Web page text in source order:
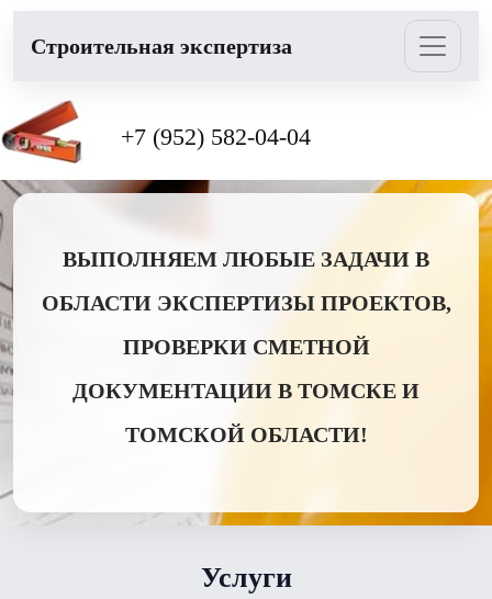
Cтроительная экспертиза
+7 (952) 582-04-04
ВЫПОЛНЯЕМ ЛЮБЫЕ ЗАДАЧИ В
ОБЛАСТИ ЭКСПЕРТИЗЫ ПРОЕКТОВ,
ПРОВЕРКИ СМЕТНОЙ
ДОКУМЕНТАЦИИ В ТОМСКЕ И
ТОМСКОЙ ОБЛАСТИ!
Услуги